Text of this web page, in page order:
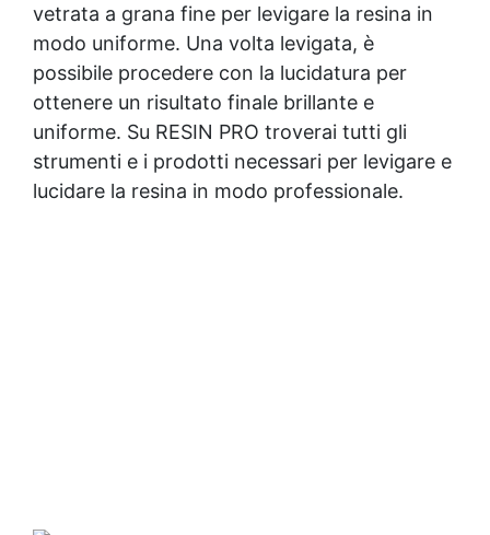
vetrata a grana fine per levigare la resina in
modo uniforme. Una volta levigata, è
possibile procedere con la lucidatura per
ottenere un risultato finale brillante e
uniforme. Su RESIN PRO troverai tutti gli
strumenti e i prodotti necessari per levigare e
lucidare la resina in modo professionale.